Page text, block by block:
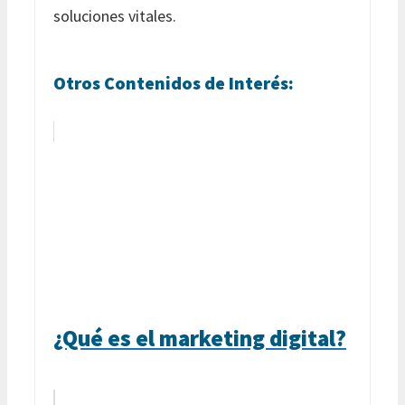
soluciones vitales.
Otros Contenidos de Interés:
¿Qué es el marketing digital?